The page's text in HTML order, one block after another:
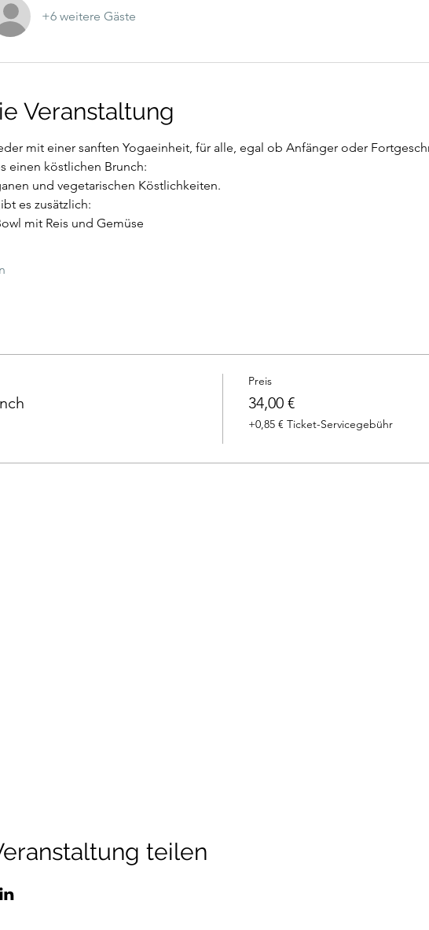
+6 weitere Gäste
Veranstaltung
mit einer sanften Yogaeinheit, für alle, egal ob Anfänger oder
einen köstlichen Brunch:
und vegetarischen Köstlichkeiten.
es zusätzlich:
mit Reis und Gemüse
Preis
34,00 €
+0,85 € Ticket-Servicegebühr
teilen